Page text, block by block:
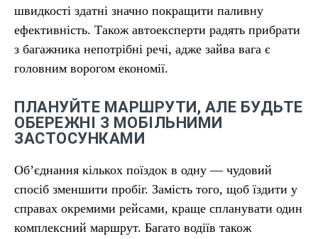
швидкості здатні значно покращити паливну
ефективність. Також автоексперти радять прибрати
з багажника непотрібні речі, адже зайва вага є
головним ворогом економії.
ПЛАНУЙТЕ МАРШРУТИ, АЛЕ БУДЬТЕ
ОБЕРЕЖНІ З МОБІЛЬНИМИ
ЗАСТОСУНКАМИ
Об’єднання кількох поїздок в одну — чудовий
спосіб зменшити пробіг. Замість того, щоб їздити у
справах окремими рейсами, краще спланувати один
комплексний маршрут. Багато водіїв також